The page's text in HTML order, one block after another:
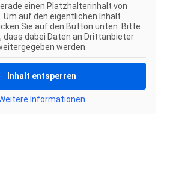
einen Platzhalterinhalt von
. Um auf den eigentlichen Inhalt
Sie auf den Button unten. Bitte
dass dabei Daten an Drittanbieter
werden.
Inhalt entsperren
Informationen